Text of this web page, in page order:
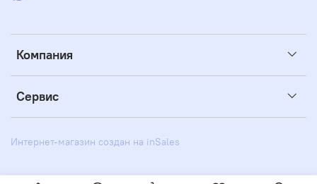
Компания
Сервис
Интернет-магазин создан на inSales